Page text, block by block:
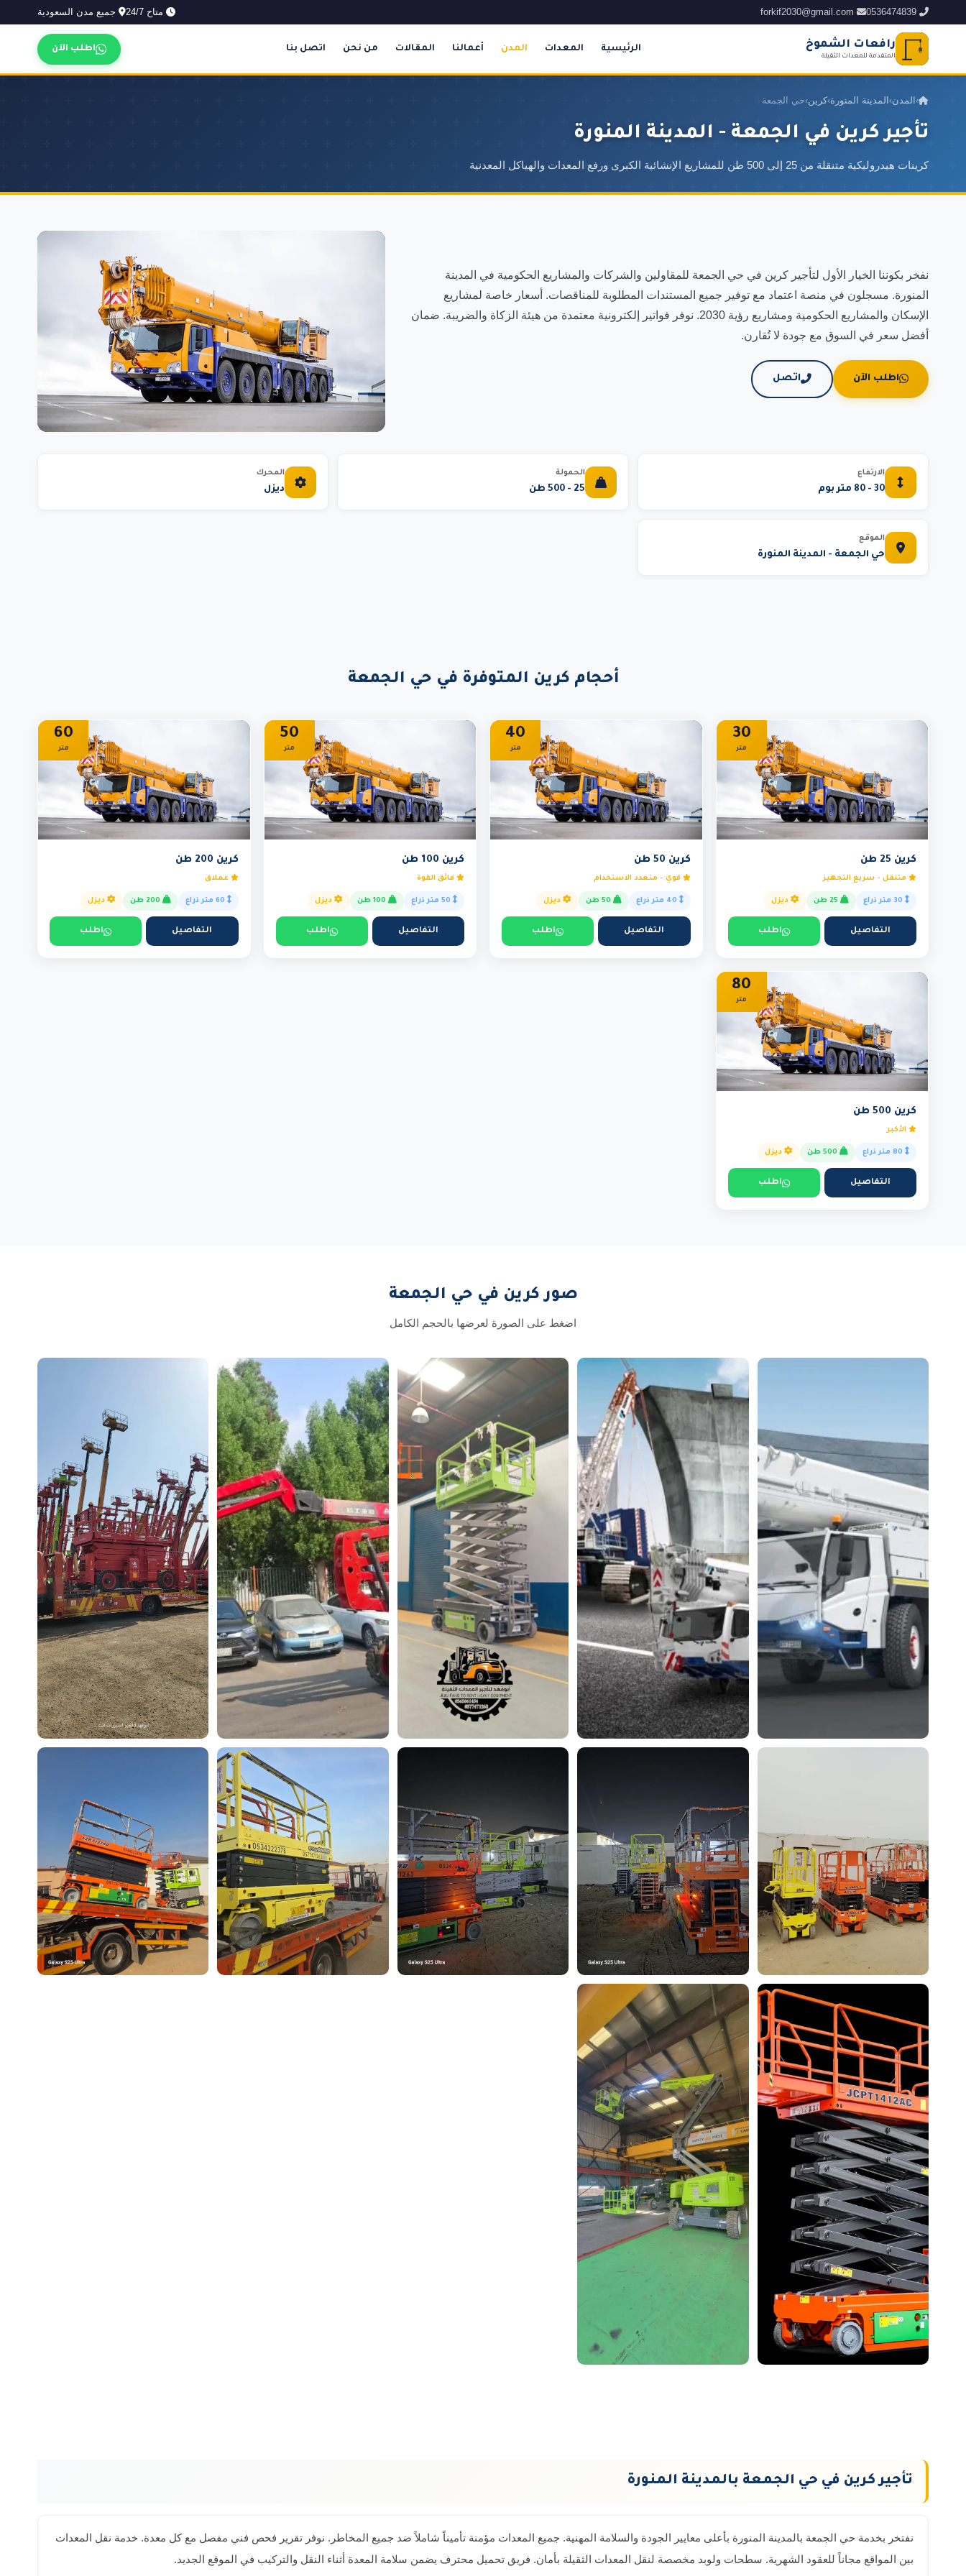
0536474839
forkif2030@gmail.com متاح 24/7 جميع مدن السعودية
رافعات الشموخ
المتقدمة للمعدات الثقيلة
الرئيسية المعدات المدن أعمالنا المقالات من نحن اتصل بنا اطلب الآن
› المدن› المدينة المنورة›كرين›حي الجمعة
تأجير كرين في الجمعة - المدينة المنورة
كرينات هيدروليكية متنقلة من 25 إلى 500 طن للمشاريع الإنشائية الكبرى ورفع المعدات والهياكل المعدنية
نفخر بكوننا الخيار الأول لتأجير كرين في حي الجمعة للمقاولين والشركات والمشاريع الحكومية في المدينة
المنورة. مسجلون في منصة اعتماد مع توفير جميع المستندات المطلوبة للمناقصات. أسعار خاصة لمشاريع
الإسكان والمشاريع الحكومية ومشاريع رؤية 2030. نوفر فواتير إلكترونية معتمدة من هيئة الزكاة والضريبة. ضمان
أفضل سعر في السوق مع جودة لا تُقارن.
اطلب الآن اتصل
الارتفاع
30 - 80 متر بوم
الحمولة
25 - 500 طن
المحرك
ديزل
الموقع
حي الجمعة - المدينة المنورة
أحجام كرين المتوفرة في حي الجمعة
30
متر
كرين 25 طن
متنقل - سريع التجهيز
ديزل
التفاصيل اطلب
40
متر
كرين 50 طن
قوي - متعدد الاستخدام
ديزل
التفاصيل اطلب
50
متر
كرين 100 طن
فائق القوة
ديزل
التفاصيل اطلب
60
متر
كرين 200 طن
عملاق
ديزل
التفاصيل اطلب
80
متر
كرين 500 طن
الأكبر
ديزل
التفاصيل اطلب
صور كرين في حي الجمعة
اضغط على الصورة لعرضها بالحجم الكامل
تأجير كرين في حي الجمعة بالمدينة المنورة
نفتخر بخدمة حي الجمعة بالمدينة المنورة بأعلى معايير الجودة والسلامة المهنية. جميع المعدات مؤمنة تأميناً شاملاً ضد جميع المخاطر. نوفر تقرير فحص فني مفصل مع كل معدة. خدمة نقل المعدات
بين المواقع مجاناً للعقود الشهرية. سطحات ولوبد مخصصة لنقل المعدات الثقيلة بأمان. فريق تحميل محترف يضمن سلامة المعدة أثناء النقل والتركيب في الموقع الجديد.